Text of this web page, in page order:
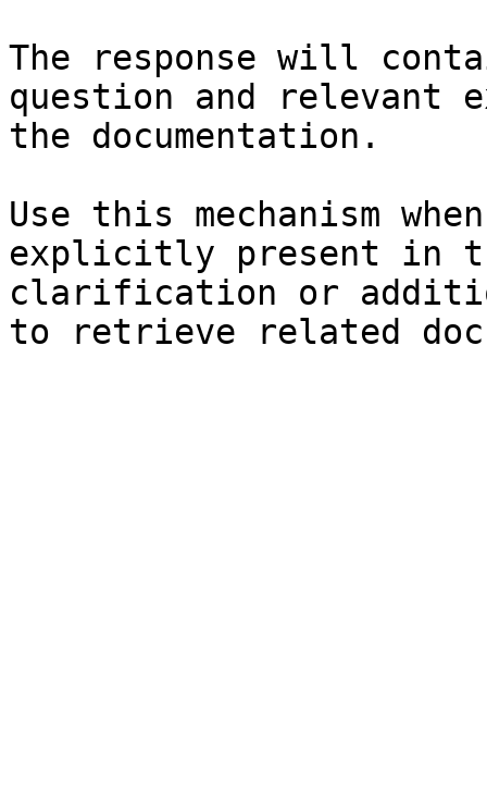
The response will
question and relevant
the documentation.
Use this mechanism
explicitly present in
clarification or